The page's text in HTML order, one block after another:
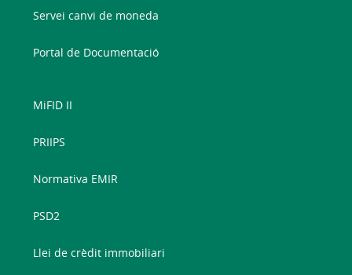
Servei canvi de moneda
Portal de Documentació
MiFID II
PRIIPS
Normativa EMIR
PSD2
Llei de crèdit immobiliari